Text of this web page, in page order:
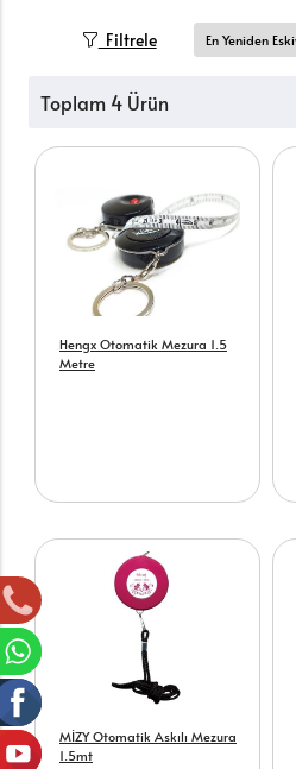
Filtrele
Toplam 4 Ürün
Hengx Otomatik Mezura 1.5
Metre
MİZY Otomatik Askılı Mezura
1.5mt